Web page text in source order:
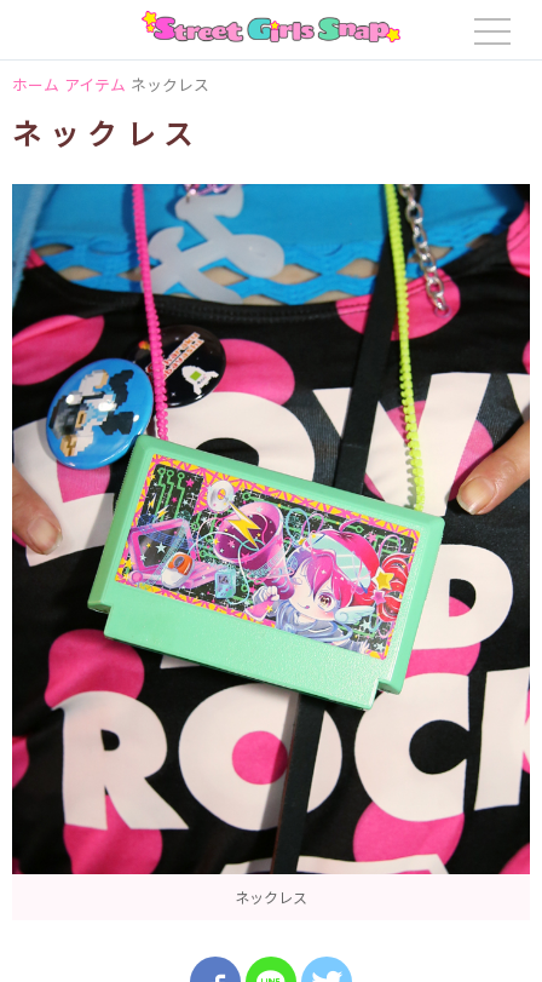
ホーム アイテム ネックレス
ネックレス
ネックレス